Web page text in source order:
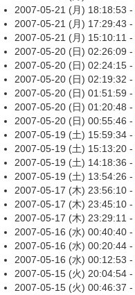
2007-05-21 (月) 18:18:53 -
2007-05-21 (月) 17:29:43 -
2007-05-21 (月) 15:10:11 -
2007-05-20 (日) 02:26:09 -
2007-05-20 (日) 02:24:15 -
2007-05-20 (日) 02:19:32 -
2007-05-20 (日) 01:51:59 -
2007-05-20 (日) 01:20:48 -
2007-05-20 (日) 00:55:46 -
2007-05-19 (土) 15:59:34 -
2007-05-19 (土) 15:13:20 -
2007-05-19 (土) 14:18:36 -
2007-05-19 (土) 13:54:26 -
2007-05-17 (木) 23:56:10 -
2007-05-17 (木) 23:45:10 -
2007-05-17 (木) 23:29:11 -
2007-05-16 (水) 00:40:40 -
2007-05-16 (水) 00:20:44 -
2007-05-16 (水) 00:12:53 -
2007-05-15 (火) 20:04:54 -
2007-05-15 (火) 00:46:37 -